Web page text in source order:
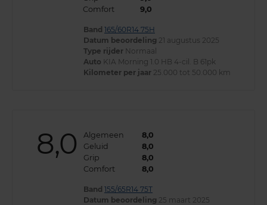
Comfort
9,0
Band 165/60R14 75H
Datum beoordeling 21 augustus 2025
Type rijder Normaal
Auto KIA Morning 1.0 HB 4-cil. B 61pk
Kilometer per jaar 25.000 tot 50.000 km
8,0 Algemeen
8,0
Geluid
8,0
Grip
8,0
Comfort
8,0
Band 155/65R14 75T
Datum beoordeling 25 maart 2025